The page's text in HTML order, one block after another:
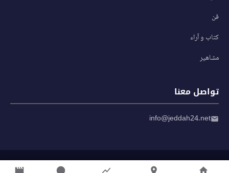
فن
كتاب و آراء
مشاهير
تواصل معنا
info@jeddah24.net